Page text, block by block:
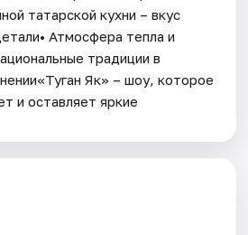
татарской кухни – вкус
Атмосфера тепла и
традиции в
Як» – шоу, которое
и оставляет яркие